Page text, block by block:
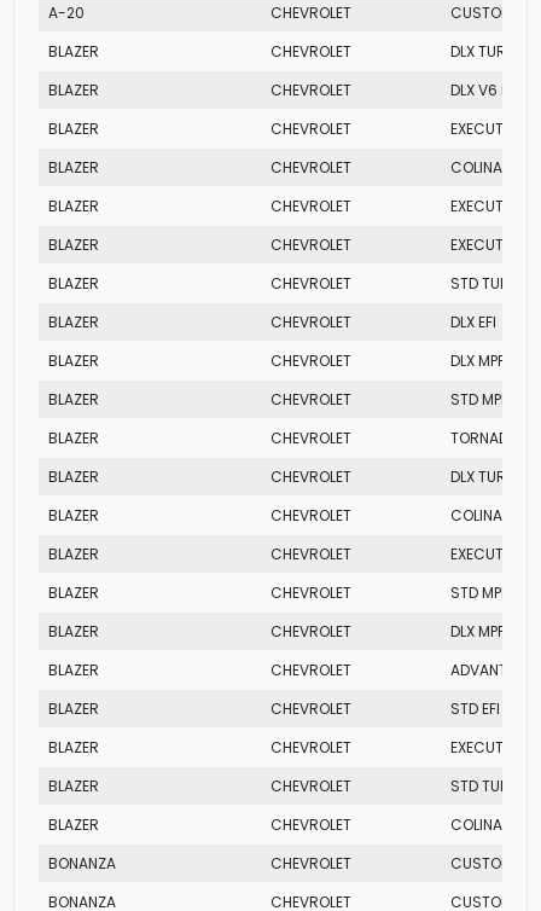
A-20
CHEVROLET
CUSTOM S
BLAZER
CHEVROLET
DLX TURBO
BLAZER
CHEVROLET
DLX V6 MPFI
BLAZER
CHEVROLET
EXECUTIVE
BLAZER
CHEVROLET
COLINA
BLAZER
CHEVROLET
EXECUTIVE
BLAZER
CHEVROLET
EXECUTIVE
BLAZER
CHEVROLET
STD TURBO
BLAZER
CHEVROLET
DLX EFI
BLAZER
CHEVROLET
DLX MPFI
BLAZER
CHEVROLET
STD MPFI
BLAZER
CHEVROLET
TORNADO
BLAZER
CHEVROLET
DLX TURBO
BLAZER
CHEVROLET
COLINA 4X2
BLAZER
CHEVROLET
EXECUTIVE
BLAZER
CHEVROLET
STD MPFI 4X2
BLAZER
CHEVROLET
DLX MPFI
BLAZER
CHEVROLET
ADVANTAGE
BLAZER
CHEVROLET
STD EFI
BLAZER
CHEVROLET
EXECUTIVE
BLAZER
CHEVROLET
STD TURBO
BLAZER
CHEVROLET
COLINA
BONANZA
CHEVROLET
CUSTOM S
BONANZA
CHEVROLET CUSTOM S